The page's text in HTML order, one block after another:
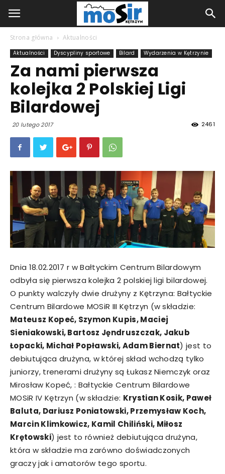
Strona główna Aktualności
Aktualności Dyscypliny sportowe Bilard Wydarzenia w Kętrzynie
Za nami pierwsza
kolejka 2 Polskiej Ligi
Bilardowej
20 lutego 2017 2461
Dnia 18.02.2017 r w Bałtyckim Centrum Bilardowym
odbyła się pierwsza kolejka 2 polskiej ligi bilardowej.
O punkty walczyły dwie drużyny z Kętrzyna: Bałtyckie
Centrum Bilardowe MOSiR III Kętrzyn (w składzie:
Mateusz Kopeć, Szymon Kupis, Maciej
Sieniakowski, Bartosz Jęndruszczak, Jakub
Łopacki, Michał Popławski, Adam Biernat) jest to
debiutująca drużyna, w której skład wchodzą tylko
juniorzy, trenerami drużyny są Łukasz Niemczyk oraz
Mirosław Kopeć, : Bałtyckie Centrum Bilardowe
MOSiR IV Kętrzyn (w składzie: Krystian Kosik, Paweł
Baluta, Dariusz Poniatowski, Przemysław Koch,
Marcin Klimkowicz, Kamil Chiliński, Miłosz
Krętowski) jest to również debiutująca drużyna,
która w składzie ma zarówno doświadczonych
graczy jak i amatorów tego sportu.